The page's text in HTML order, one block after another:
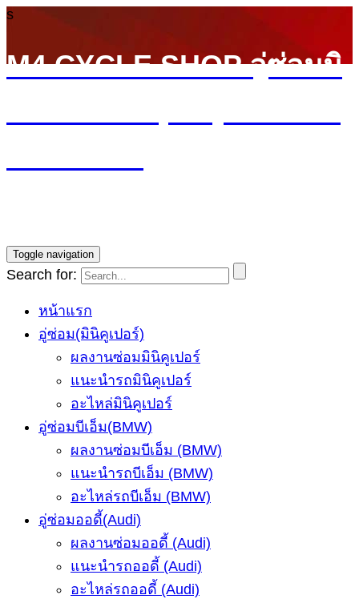
s
M4 CYCLE SHOP อู่ซ่อมมิ
Toggle navigation
Search for:
หน้าแรก
อู่ซ่อม(มินิคูเปอร์)
ผลงานซ่อมมินิคูเปอร์
แนะนำรถมินิคูเปอร์
อะไหล่มินิคูเปอร์
อู่ซ่อมบีเอ็ม(BMW)
ผลงานซ่อมบีเอ็ม (BMW)
แนะนำรถบีเอ็ม (BMW)
อะไหล่รถบีเอ็ม (BMW)
อู่ซ่อมออดี้(Audi)
ผลงานซ่อมออดี้ (Audi)
แนะนำรถออดี้ (Audi)
อะไหล่รถออดี้ (Audi)